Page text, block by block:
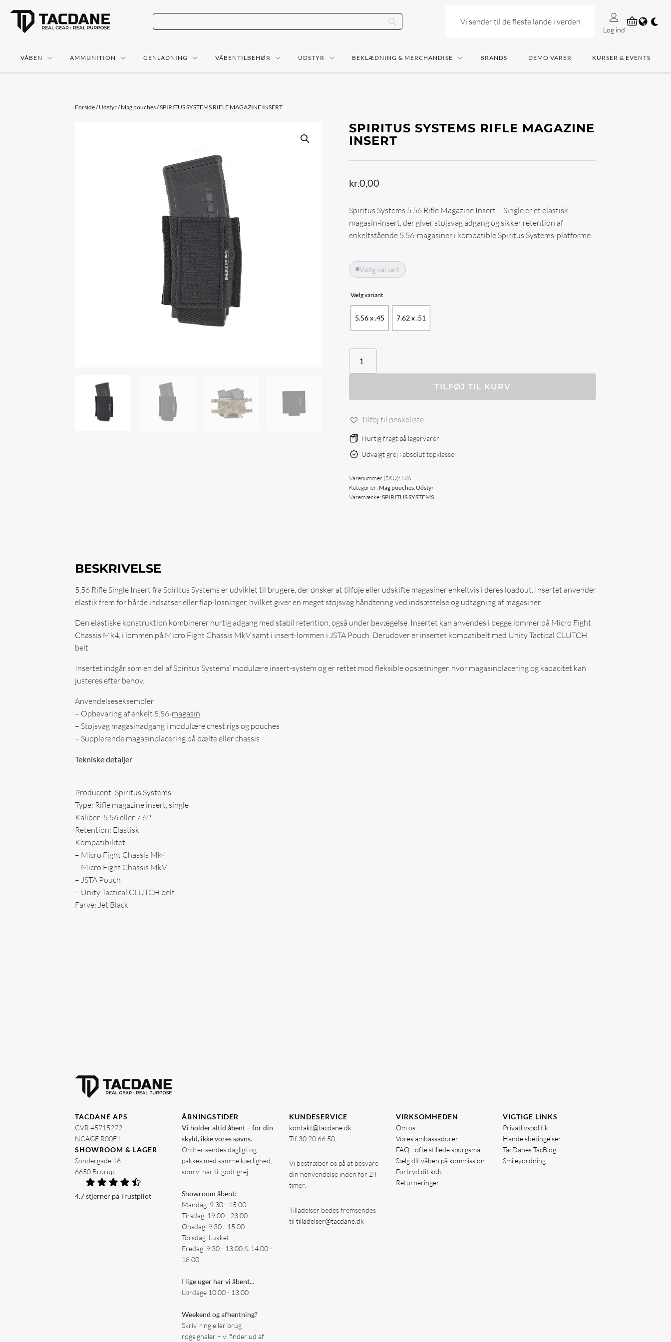
Vi sender til de fleste lande i verden
Log ind
VÅBEN AMMUNITION GENLADNING VÅBENTILBEHØR UDSTYR BEKLÆDNING & MERCHANDISE BRANDS DEMO VARER KURSER & EVENTS
Forside/Udstyr/Mag pouches/ SPIRITUS SYSTEMS RIFLE MAGAZINE INSERT
SPIRITUS SYSTEMS RIFLE MAGAZINE
INSERT
kr.0,00
Spiritus Systems 5.56 Rifle Magazine Insert – Single er et elastisk
magasin-insert, der giver støjsvag adgang og sikker retention af
enkeltstående 5.56-magasiner i kompatible Spiritus Systems-platforme.
Vælg variant
Vælg variant
5.56 x .45 7.62 x .51
SPIRITUS
RIFLE
TILFØJ TIL KURV
Tilføj til ønskeliste
Hurtig fragt på lagervarer
Udvalgt grej i absolut topklasse
Varenummer (SKU): N/A
Kategorier: Mag pouches, Udstyr
Varemærke:SPIRITUS SYSTEMS
BESKRIVELSE
5.56 Rifle Single Insert fra Spiritus Systems er udviklet til brugere, der ønsker at tilføje eller udskifte magasiner enkeltvis i deres loadout. Insertet anvender
elastik frem for hårde indsatser eller flap-løsninger, hvilket giver en meget støjsvag håndtering ved indsættelse og udtagning af magasiner.
Den elastiske konstruktion kombinerer hurtig adgang med stabil retention, også under bevægelse. Insertet kan anvendes i begge lommer på Micro Fight
Chassis Mk4, i lommen på Micro Fight Chassis MkV samt i insert-lommen i JSTA Pouch. Derudover er insertet kompatibelt med Unity Tactical CLUTCH
belt.
Insertet indgår som en del af Spiritus Systems’ modulære insert-system og er rettet mod fleksible opsætninger, hvor magasinplacering og kapacitet kan
justeres efter behov.
Anvendelseseksempler
– Opbevaring af enkelt 5.56-magasin
– Støjsvag magasinadgang i modulære chest rigs og pouches
– Supplerende magasinplacering på bælte eller chassis
Tekniske detaljer
Producent: Spiritus Systems
Type: Rifle magazine insert, single
Kaliber: 5.56 eller 7.62
Retention: Elastisk
Kompatibilitet:
– Micro Fight Chassis Mk4
– Micro Fight Chassis MkV
– JSTA Pouch
– Unity Tactical CLUTCH belt
Farve: Jet Black
TACDANE APS
CVR 45715272
NCAGE R00E1
SHOWROOM & LAGER
Søndergade 16
6650 Brørup
4.7 stjerner på Trustpilot
ÅBNINGSTIDER
Vi holder altid åbent – for din
skyld, ikke vores søvns.
Ordrer sendes dagligt og
pakkes med samme kærlighed,
som vi har til godt grej
Showroom åbent:
Mandag: 9.30 - 15.00
Tirsdag: 19.00 - 23.00
Onsdag: 9.30 - 15.00
Torsdag: Lukket
Fredag: 9.30 - 13.00 & 14.00 -
18.00
I lige uger har vi åbent...
Lørdage 10.00 - 13.00
Weekend og afhentning?
Skriv, ring eller brug
røgsignaler – vi finder ud af
KUNDESERVICE
kontakt@tacdane.dk
Tlf 30 20 66 50
Vi bestræber os på at besvare
din henvendelse inden for 24
timer.
Tilladelser bedes fremsendes
til tilladelser@tacdane.dk
VIRKSOMHEDEN
Om os
Vores ambassadører
FAQ - ofte stillede spørgsmål
Sælg dit våben på kommission
Fortryd dit køb
Returneringer
VIGTIGE LINKS
Privatlivspolitik
Handelsbetingelser
TacDanes TacBlog
Smileyordning